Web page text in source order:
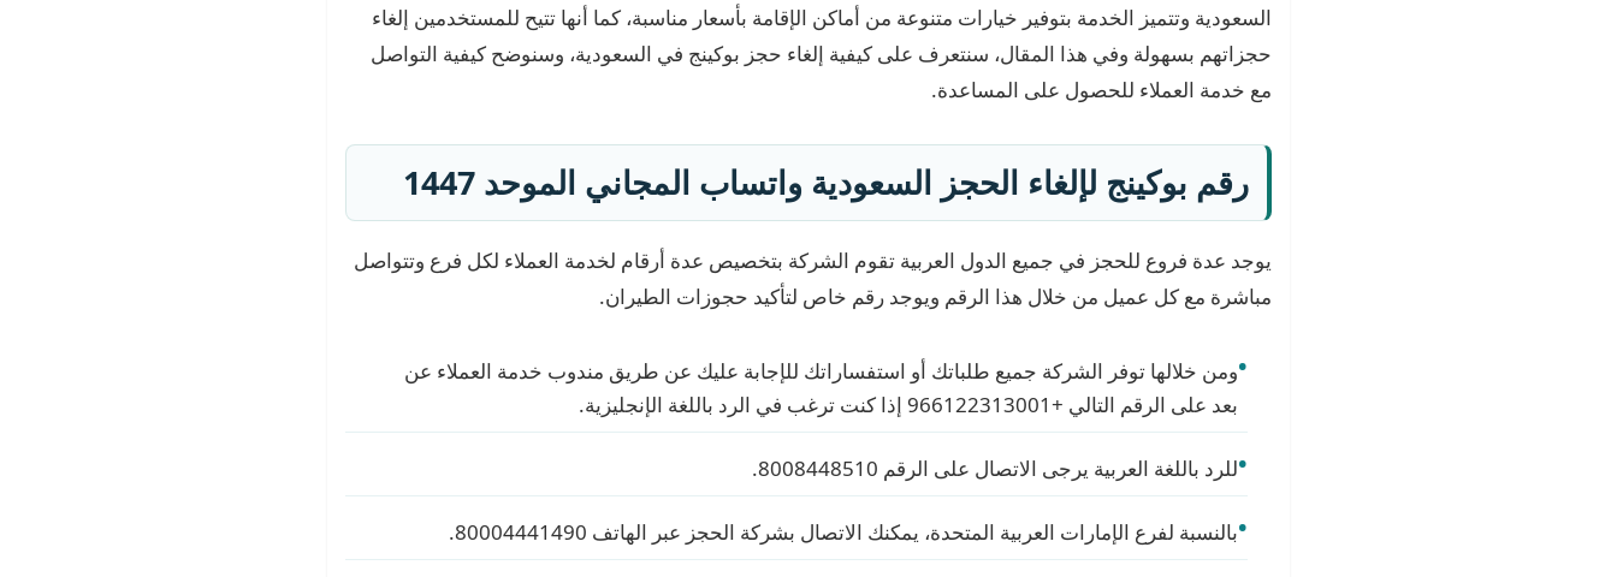
السعودية وتتميز الخدمة بتوفير خيارات متنوعة من أماكن الإقامة بأسعار مناسبة، كما أنها تتيح للمستخدمين إلغاء
حجزاتهم بسهولة وفي هذا المقال، سنتعرف على كيفية إلغاء حجز بوكينج في السعودية، وسنوضح كيفية التواصل
مع خدمة العملاء للحصول على المساعدة.
رقم بوكينج لإلغاء الحجز السعودية واتساب المجاني الموحد 1447
يوجد عدة فروع للحجز في جميع الدول العربية تقوم الشركة بتخصيص عدة أرقام لخدمة العملاء لكل فرع وتتواصل
مباشرة مع كل عميل من خلال هذا الرقم ويوجد رقم خاص لتأكيد حجوزات الطيران.
ومن خلالها توفر الشركة جميع طلباتك أو استفساراتك للإجابة عليك عن طريق مندوب خدمة العملاء عن
بعد على الرقم التالي +966122313001 إذا كنت ترغب في الرد باللغة الإنجليزية.
للرد باللغة العربية يرجى الاتصال على الرقم 8008448510.
بالنسبة لفرع الإمارات العربية المتحدة، يمكنك الاتصال بشركة الحجز عبر الهاتف 80004441490.